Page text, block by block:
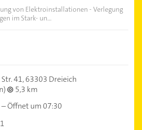
von Elektroinstallationen - Verlegung
im Stark- un...
41,63303 Dreieich
5,3 km
–Öffnet um 07:30